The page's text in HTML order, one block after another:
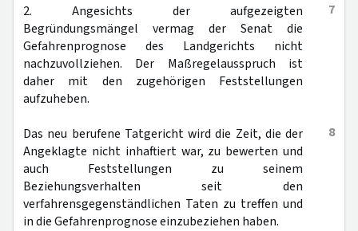
7
2. Angesichts der aufgezeigten
Begründungsmängel vermag der Senat die
Gefahrenprognose des Landgerichts nicht
nachzuvollziehen. Der Maßregelausspruch ist
daher mit den zugehörigen Feststellungen
aufzuheben.
8
Das neu berufene Tatgericht wird die Zeit, die der
Angeklagte nicht inhaftiert war, zu bewerten und
auch Feststellungen zu seinem
Beziehungsverhalten seit den
verfahrensgegenständlichen Taten zu treffen und
in die Gefahrenprognose einzubeziehen haben.